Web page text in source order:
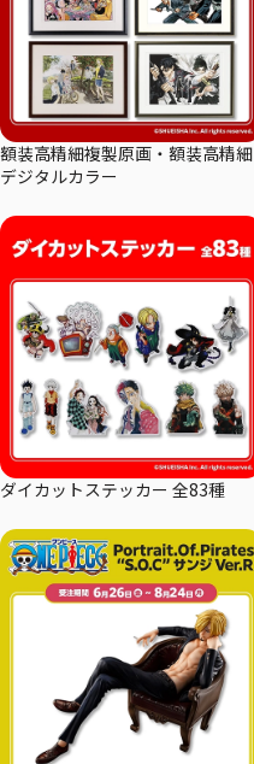
額装高精細複製原画・額装高精細
デジタルカラー
ダイカットステッカー 全83種